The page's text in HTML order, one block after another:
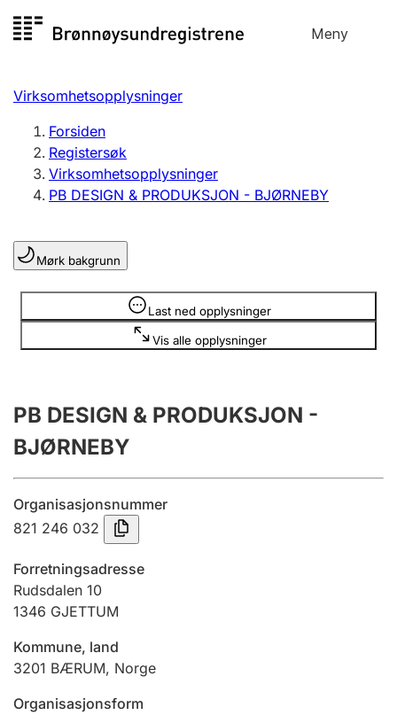
til
Meny
Registersøk
Aksjeselskap
Enkeltpersonforetak
Registrere, endre, slette
Lag og forening
Registrere, endre, slette
Årsregnskap
Innsending og forsinkelsesgebyr
Tinglysing
Jeger
Betaling og jegeravgiftskort
Ektepaktveileder
Virksomhetsopplysninger
Forsiden
Registersøk
Virksomhetsopplysninger
PB DESIGN & PRODUKSJON - BJØRNEBY
Mørk bakgrunn
Last ned opplysninger
Vis alle opplysninger
Opplysninger er skjult
PB DESIGN & PRODUKSJON -
BJØRNEBY
Organisasjonsnummer
821 246 032
Forretningsadresse
Rudsdalen 10
1346 GJETTUM
Kommune, land
3201 BÆRUM, Norge
Organisasjonsform